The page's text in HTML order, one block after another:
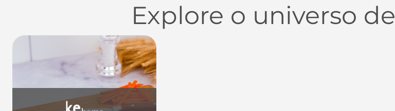
Explore o universo de
Utensílios do Lar